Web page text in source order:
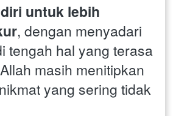
untuk lebih
, dengan menyadari
tengah hal yang terasa
masih menitipkan
yang sering tidak